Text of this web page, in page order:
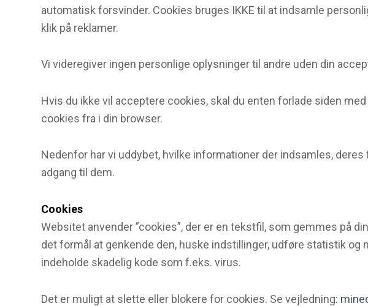
automatisk forsvinder. Cookies bruges IKKE til at indsamle
klik på reklamer.
Vi videregiver ingen personlige oplysninger til andre uden din
Hvis du ikke vil acceptere cookies, skal du enten forlade siden
cookies fra i din browser.
Nedenfor har vi uddybet, hvilke informationer der indsamles,
adgang til dem.
Cookies
Websitet anvender ”cookies”, der er en tekstfil, som gemmes på
det formål at genkende den, huske indstillinger, udføre statistik og
indeholde skadelig kode som f.eks. virus.
Det er muligt at slette eller blokere for cookies. Se vejledning: